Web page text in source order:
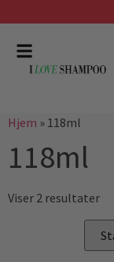
Hjem » 118ml
118ml
Viser 2 resultater